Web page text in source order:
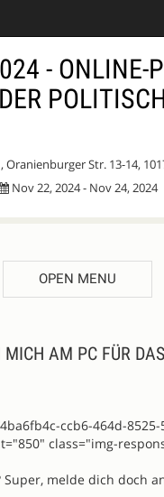
- ONLINE-
, Oranienburger Str. 13-14,
Nov 22, 2024 - Nov 24, 2024
OPEN MENU
MICH AM PC FÜR
ccb6-464d-8525-
class="img-
Super, melde dich doch